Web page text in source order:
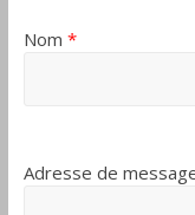
Nom *
Adresse de